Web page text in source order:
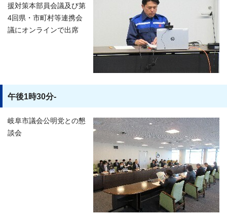
援対策本部員会議及び第
4回県・市町村等連携会
議にオンラインで出席
午後1時30分-
岐阜市議会公明党との懇
談会